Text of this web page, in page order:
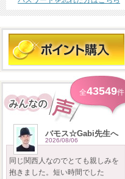
全43549件
バモス☆Gabi先生へ
2026/08/06
同じ関西人なのでとても親しみを
抱きました。短い時間でした